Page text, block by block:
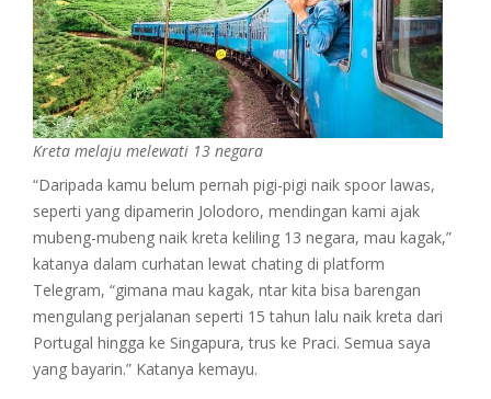
Kreta melaju melewati 13 negara
“Daripada kamu belum pernah pigi-pigi naik spoor lawas,
seperti yang dipamerin Jolodoro, mendingan kami ajak
mubeng-mubeng naik kreta keliling 13 negara, mau kagak,”
katanya dalam curhatan lewat chating di platform
Telegram, “gimana mau kagak, ntar kita bisa barengan
mengulang perjalanan seperti 15 tahun lalu naik kreta dari
Portugal hingga ke Singapura, trus ke Praci. Semua saya
yang bayarin.” Katanya kemayu.